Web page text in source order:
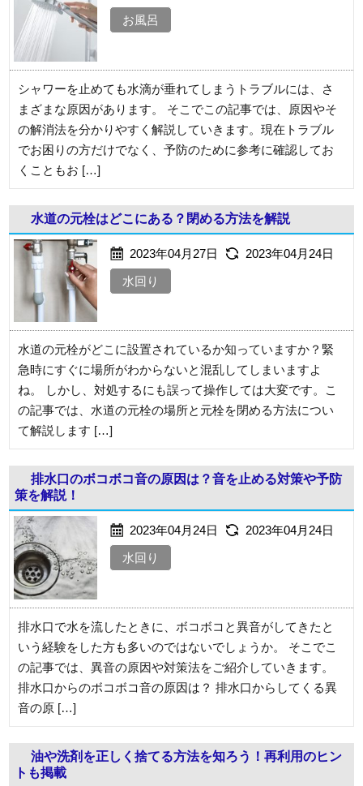
お風呂
シャワーを止めても水滴が垂れてしまうトラブルには、さ
まざまな原因があります。 そこでこの記事では、原因やそ
の解消法を分かりやすく解説していきます。現在トラブル
でお困りの方だけでなく、予防のために参考に確認してお
くこともお […]
水道の元栓はどこにある？閉める方法を解説
2023年04月27日
2023年04月24日
水回り
水道の元栓がどこに設置されているか知っていますか？緊
急時にすぐに場所がわからないと混乱してしまいますよ
ね。 しかし、対処するにも誤って操作しては大変です。こ
の記事では、水道の元栓の場所と元栓を閉める方法につい
て解説します […]
排水口のボコボコ音の原因は？音を止める対策や予防
策を解説！
2023年04月24日
2023年04月24日
水回り
排水口で水を流したときに、ボコボコと異音がしてきたと
いう経験をした方も多いのではないでしょうか。 そこでこ
の記事では、異音の原因や対策法をご紹介していきます。
排水口からのボコボコ音の原因は？ 排水口からしてくる異
音の原 […]
油や洗剤を正しく捨てる方法を知ろう！再利用のヒン
トも掲載